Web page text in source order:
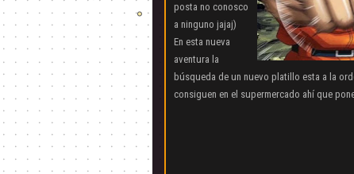
posta no conosco
a ninguno jajaj)
En esta nueva
aventura la
búsqueda de un nuevo platillo esta a la
consiguen en el supermercado ahí que